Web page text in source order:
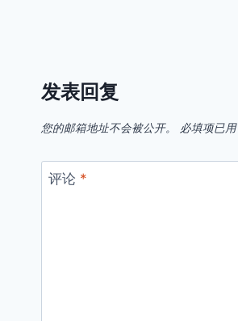
发表回复
您的邮箱地址不会被公开。 必填项已用
评论 *